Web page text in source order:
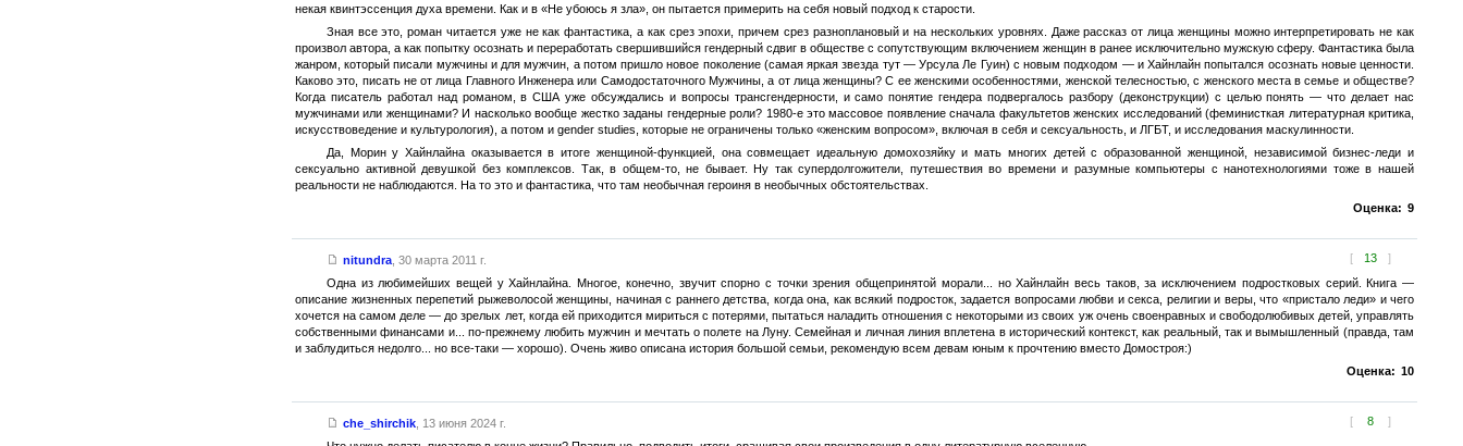
некая квинтэссенция духа времени. Как и в «Не убоюсь я зла», он пытается примерить на себя новый подход к старости.
Зная все это, роман читается уже не как фантастика, а как срез эпохи, причем срез разноплановый и на нескольких уровнях. Даже рассказ от лица женщины можно интерпретировать не как
произвол автора, а как попытку осознать и переработать свершившийся гендерный сдвиг в обществе с сопутствующим включением женщин в ранее исключительно мужскую сферу. Фантастика была
жанром, который писали мужчины и для мужчин, а потом пришло новое поколение (самая яркая звезда тут — Урсула Ле Гуин) с новым подходом — и Хайнлайн попытался осознать новые ценности.
Каково это, писать не от лица Главного Инженера или Самодостаточного Мужчины, а от лица женщины? С ее женскими особенностями, женской телесностью, с женского места в семье и обществе?
Когда писатель работал над романом, в США уже обсуждались и вопросы трансгендерности, и само понятие гендера подвергалось разбору (деконструкции) с целью понять — что делает нас
мужчинами или женщинами? И насколько вообще жестко заданы гендерные роли? 1980-е это массовое появление сначала факультетов женских исследований (феминисткая литературная критика,
искусствоведение и культурология), а потом и gender studies, которые не ограничены только «женским вопросом», включая в себя и сексуальность, и ЛГБТ, и исследования маскулинности.
Да, Морин у Хайнлайна оказывается в итоге женщиной-функцией, она совмещает идеальную домохозяйку и мать многих детей с образованной женщиной, независимой бизнес-леди и
сексуально активной девушкой без комплексов. Так, в общем-то, не бывает. Ну так супердолгожители, путешествия во времени и разумные компьютеры с нанотехнологиями тоже в нашей
реальности не наблюдаются. На то это и фантастика, что там необычная героиня в необычных обстоятельствах.
Оценка: 9
[ 13 ]
nitundra, 30 марта 2011 г.
Одна из любимейших вещей у Хайнлайна. Многое, конечно, звучит спорно с точки зрения общепринятой морали... но Хайнлайн весь таков, за исключением подростковых серий. Книга —
описание жизненных перепетий рыжеволосой женщины, начиная с раннего детства, когда она, как всякий подросток, задается вопросами любви и секса, религии и веры, что «пристало леди» и чего
хочется на самом деле — до зрелых лет, когда ей приходится мириться с потерями, пытаться наладить отношения с некоторыми из своих уж очень своенравных и свободолюбивых детей, управлять
собственными финансами и... по-прежнему любить мужчин и мечтать о полете на Луну. Семейная и личная линия вплетена в исторический контекст, как реальный, так и вымышленный (правда, там
и заблудиться недолго... но все-таки — хорошо). Очень живо описана история большой семьи, рекомендую всем девам юным к прочтению вместо Домостроя:)
Оценка: 10
[ 8 ]
che_shirchik, 13 июня 2024 г.